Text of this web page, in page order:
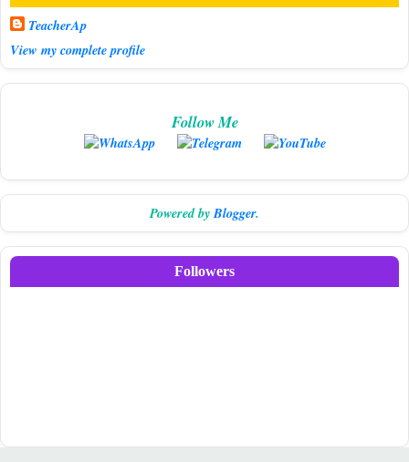
TeacherAp
View my complete profile
Follow Me
Powered byBlogger.
Followers